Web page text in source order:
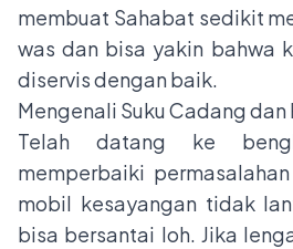
membuat Sahabat sedikit
was dan bisa yakin bahwa
diservis dengan baik.
Mengenali Suku Cadang dan
Telah datang ke
memperbaiki
mobil kesayangan tidak
bisa bersantai loh. Jika